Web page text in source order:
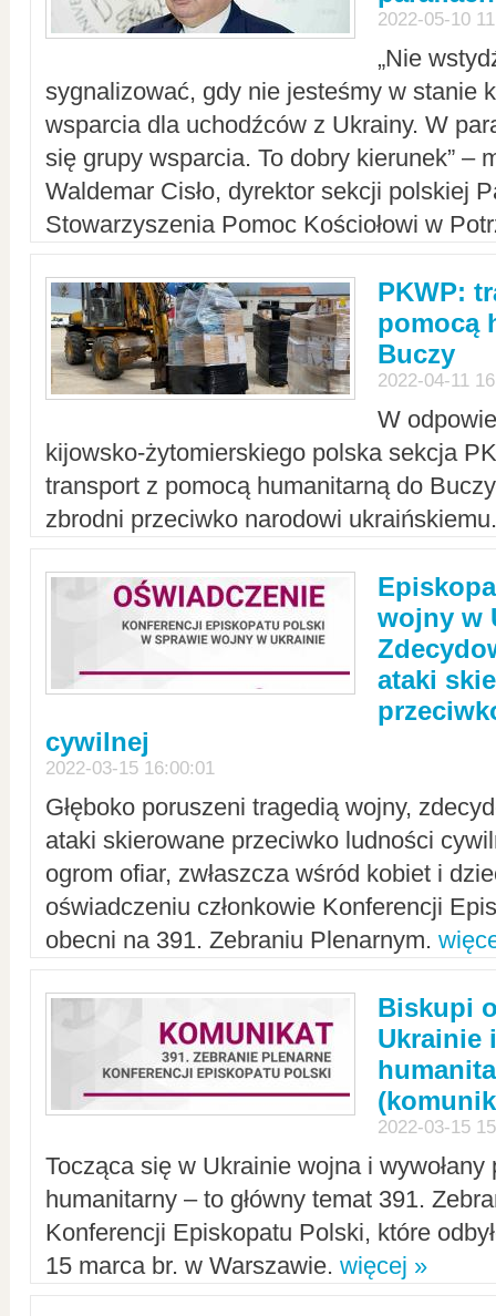
2022-05-10
„Nie
sygnalizować, gdy nie jesteśmy w stanie
wsparcia dla uchodźców z Ukrainy. W
się grupy wsparcia. To dobry kierunek” –
Waldemar Cisło, dyrektor sekcji polskiej
Stowarzyszenia Pomoc Kościołowi w
PKWP:
pomocą
Buczy
2022-04-11
W
kijowsko-żytomierskiego polska sekcja
transport z pomocą humanitarną do
zbrodni przeciwko narodowi
wojny w
ataki
cywilnej
2022-03-15 16:00:01
Głęboko poruszeni tragedią wojny,
ataki skierowane przeciwko ludności
ogrom ofiar, zwłaszcza wśród kobiet i
oświadczeniu członkowie Konferencji
obecni na 391. Zebraniu Plenarnym.
Biskupi
Ukrainie
2022-03-15
Tocząca się w Ukrainie wojna i
humanitarny – to główny temat 391.
Konferencji Episkopatu Polski, które
15 marca br. w Warszawie. więcej »